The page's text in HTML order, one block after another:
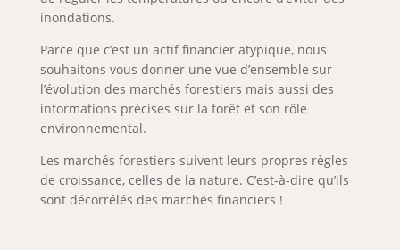
inondations.
Parce que c’est un actif financier atypique, nous
souhaitons vous donner une vue d’ensemble sur
l’évolution des marchés forestiers mais aussi des
informations précises sur la forêt et son rôle
environnemental.
Les marchés forestiers suivent leurs propres règles
de croissance, celles de la nature. C’est-à-dire qu’ils
sont décorrélés des marchés financiers !